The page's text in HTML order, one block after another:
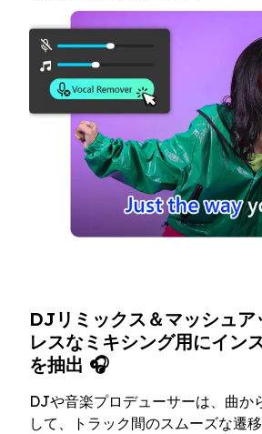
DJリミックス＆マッシュア
レスなミキシング用にイン
を抽出 🎧
DJや音楽プロデューサーは、曲か
して、トラック間のスムーズな遷